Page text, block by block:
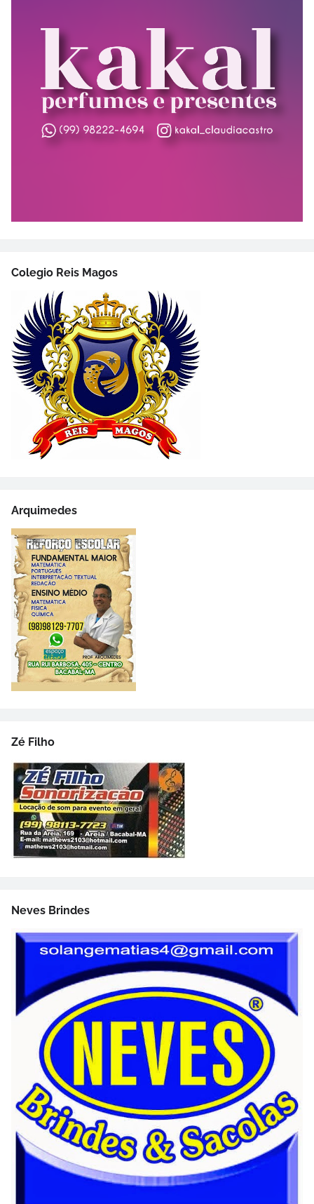
Colegio Reis Magos
Arquimedes
Zé Filho
Neves Brindes